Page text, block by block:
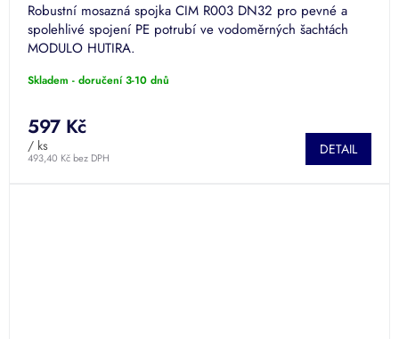
Robustní mosazná spojka CIM R003 DN32 pro pevné a
spolehlivé spojení PE potrubí ve vodoměrných šachtách
MODULO HUTIRA.
Skladem - doručení 3-10 dnů
493,40 Kč bez DPH
597 Kč
/ ks DETAIL